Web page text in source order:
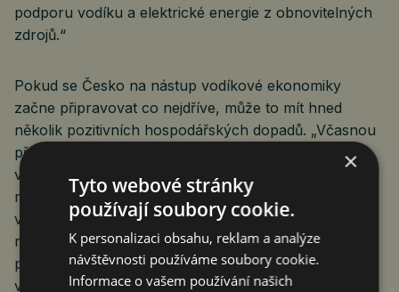
podporu vodíku a elektrické energie z obnovitelných
zdrojů.“
Pokud se Česko na nástup vodíkové ekonomiky
začne připravovat co nejdříve, může to mít hned
několik pozitivních hospodářských dopadů. „Včasnou
přípravou na masové využití vodíku můžeme
v příštích šesti letech vytvořit až 9000 pracovních
míst. Zároveň zvýšíme HDP, snížíme uhlíkovou stopu
v našich firmách i dopravě a budeme platit mnohem
méně peněz za emisní povolenky. A v tomto případě
platí, že čím dříve začneme, tím bude úspora
vyšší,“ vyzvývá Jan Rafaj.
×
Tyto webové stránky
používají soubory cookie.
K personalizaci obsahu, reklam a analýze
návštěvnosti používáme soubory cookie.
Informace o vašem používání našich